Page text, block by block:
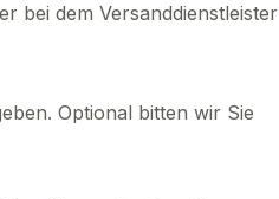
bei dem Versanddienstleister
Optional bitten wir Sie